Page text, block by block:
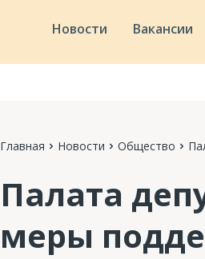
Новости Вакансии
Главная Новости Общество
Палата
меры